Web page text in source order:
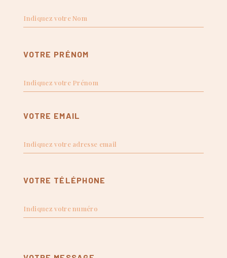
VOTRE PRÉNOM
VOTRE EMAIL
VOTRE TÉLÉPHONE